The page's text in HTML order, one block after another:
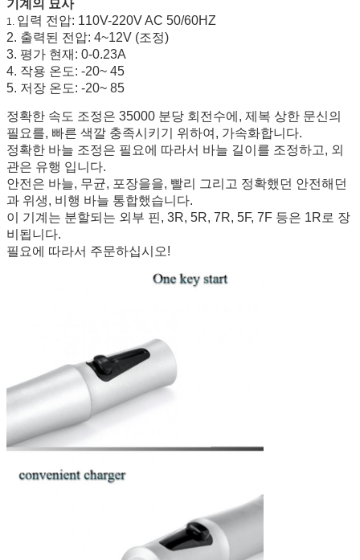
MOQ
20의 펜
바늘 명세
0.35-0.4mm
바늘 크기
1R 3R 5R 7R 5F 7F
사용법
눈썹, eyeliner, 입술, 몸 문신 등
기계의 묘사
1. 입력 전압: 110V-220V AC 50/60HZ
2. 출력된 전압: 4~12V (조정)
3. 평가 현재: 0-0.23A
4. 작용 온도: -20~ 45
5. 저장 온도: -20~ 85
정확한 속도 조정은 35000 분당 회전수에, 제복 상한 문신의
필요를, 빠른 색깔 충족시키기 위하여, 가속화합니다.
정확한 바늘 조정은 필요에 따라서 바늘 길이를 조정하고, 외
관은 유행 입니다.
안전은 바늘, 무균, 포장을을, 빨리 그리고 정확했던 안전해던
과 위생, 비행 바늘 통합했습니다.
이 기계는 분할되는 외부 핀, 3R, 5R, 7R, 5F, 7F 등은 1R로 장
비됩니다.
필요에 따라서 주문하십시오!